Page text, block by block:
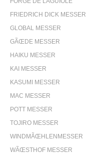
FRIEDRICH DICK MESSER
GLOBAL MESSER
GÃŒDE MESSER
HAIKU MESSER
KAI MESSER
KASUMI MESSER
MAC MESSER
POTT MESSER
TOJIRO MESSER
WINDMÃŒHLENMESSER
WÃŒSTHOF MESSER